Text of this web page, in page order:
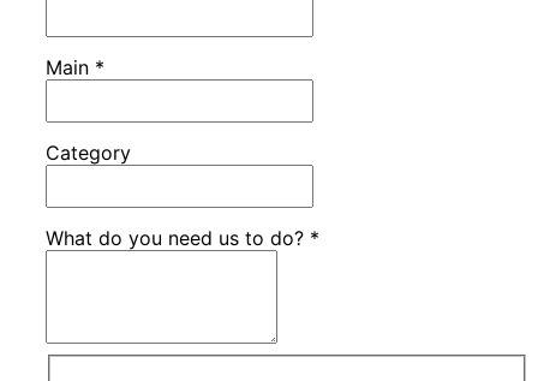
Main *
Category
What do you need us to do? *